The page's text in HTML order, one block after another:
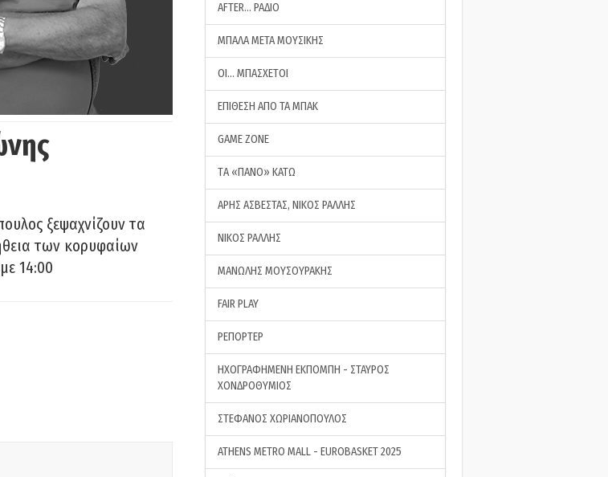
ξεψαχνίζουν τα
των κορυφαίων
14:00
AFTER… ΡΑΔΙΟ
ΜΠΑΛΑ ΜΕΤΑ ΜΟΥΣΙΚΗΣ
ΟΙ… ΜΠΑΣΧΕΤΟΙ
ΕΠΙΘΕΣΗ ΑΠΟ ΤΑ ΜΠΑΚ
GAME ZONE
ΤA «ΠΑΝΟ» ΚΑΤΩ
ΑΡΗΣ ΑΣΒΕΣΤΑΣ, ΝΙΚΟΣ ΡΑΛΛΗΣ
ΝΙΚΟΣ ΡΑΛΛΗΣ
ΜΑΝΩΛΗΣ ΜΟΥΣΟΥΡΑΚΗΣ
FAIR PLAY
ΡΕΠΟΡΤΕΡ
ΗΧΟΓΡΑΦΗΜΕΝΗ ΕΚΠΟΜΠΗ - ΣΤΑΥΡΟΣ
ΧΟΝΔΡΟΘΥΜΙΟΣ
ΣΤΕΦΑΝΟΣ ΧΩΡΙΑΝΟΠΟΥΛΟΣ
ATHENS METRO MALL - EUROBASKET 2025